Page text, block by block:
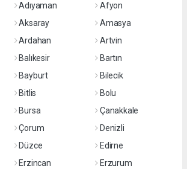
Adıyaman
Afyon
Aksaray
Amasya
Ardahan
Artvin
Balıkesir
Bartın
Bayburt
Bilecik
Bitlis
Bolu
Bursa
Çanakkale
Çorum
Denizli
Düzce
Edirne
Erzincan
Erzurum